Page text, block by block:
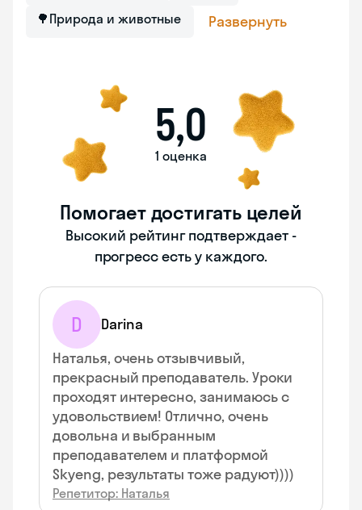
🌳 Природа и животные Развернуть
5,0
1 оценка
Помогает достигать целей
Высокий рейтинг подтверждает -
прогресс есть у каждого.
D
Darina
Наталья, очень отзывчивый,
прекрасный преподаватель. Уроки
проходят интересно, занимаюсь с
удовольствием! Отлично, очень
довольна и выбранным
преподавателем и платформой
Skyeng, результаты тоже радуют))))
Репетитор: Наталья